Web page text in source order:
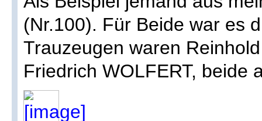
(Nr.100). Für Beide war es
Trauzeugen waren
Friedrich WOLFERT, beide